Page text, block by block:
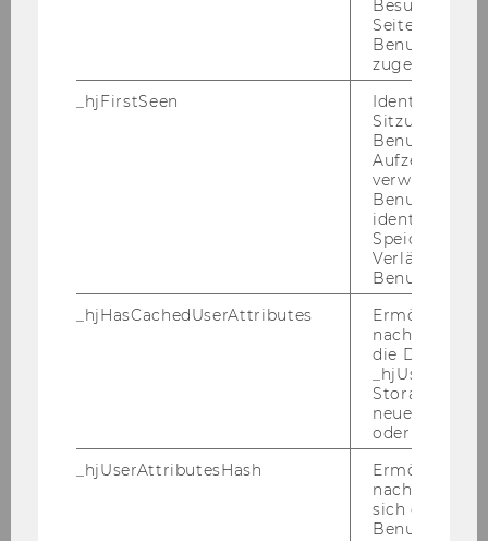
ar­bei­ters/einer On­line Mar­ke­ting Mit­ar­bei­te­
(An­ge­
stell­te/r gemäß Kol­lek­tiv­ver­trag für die Ar­beit­
neh­mer/innen der Uni­ver­si­tä­ten, mo­nat­li­ches
Min­des­t­ent­gelt: 1.682,40 € brut­to, die Be­reit­
schaft zur Über­zah­lung in Ab­hän­gig­keit zu
Ihrem in­di­vi­du­el­len Pro­fil ist vor­han­den)voll­
Die Exe­cu­ti­ve Aca­de­my der WU (Wirt­schafts­
uni­ver­si­tät Wien) leis­tet durch pra­xis­ori­en­tier­te
Wei­ter­bil­dungs­pro­gram­me einen si­gni­fi­kan­ten
Bei­trag zur lang­fris­ti­gen Ent­wick­lung von Un­
ter­neh­men und Wirt­schaft. Die Wei­ter­bil­
dungs­pro­gram­me der WU Exe­cu­ti­ve Aca­de­my
stär­ken die Wirtschafts-​ und Füh­rungs­kom­pe­
tenz für Ma­na­ger/innen aus einer Viel­zahl von
Lau­fen­de Be­treu­ung, Op­ti­mie­rung und stra­te­
Besuchen
Seite
Benutzer-ID
zugeordnet
_hjFirstSeen
Identifiziert
Sitzung eines
Benutzers.
verwendet,
identifizieren.
Verlängert
_hjHasCachedUserAttributes
Ermöglicht
die Daten in
Storage auf
neuesten
oder nicht.
_hjUserAttributesHash
Ermöglicht
sich ein